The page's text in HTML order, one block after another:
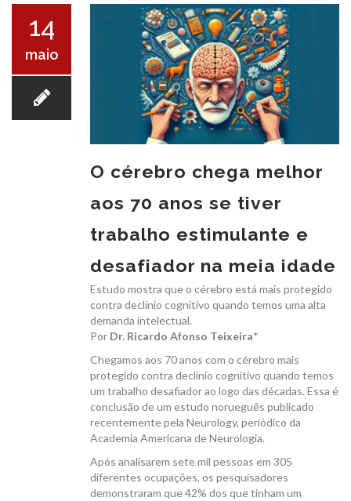
O ICB
14
maio
O cérebro chega melhor
aos 70 anos se tiver
trabalho estimulante e
desafiador na meia idade
Estudo mostra que o cérebro está mais protegido
contra declínio cognitivo quando temos uma alta
demanda intelectual.
Por Dr. Ricardo Afonso Teixeira*
Chegamos aos 70 anos com o cérebro mais
protegido contra declínio cognitivo quando temos
um trabalho desafiador ao logo das décadas. Essa é
conclusão de um estudo norueguês publicado
recentemente pela Neurology, periódico da
Academia Americana de Neurologia.
Após analisarem sete mil pessoas em 305
diferentes ocupações, os pesquisadores
demonstraram que 42% dos que tinham um